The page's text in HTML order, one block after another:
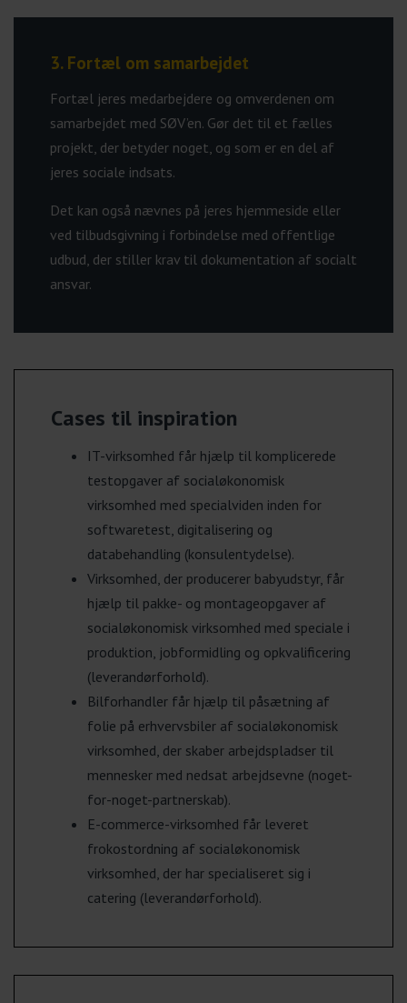
3. Fortæl om samarbejdet
Fortæl jeres medarbejdere og omverdenen om
samarbejdet med SØV’en. Gør det til et fælles
projekt, der betyder noget, og som er en del af
jeres sociale indsats.
Det kan også nævnes på jeres hjemmeside eller
ved tilbudsgivning i forbindelse med offentlige
udbud, der stiller krav til dokumentation af socialt
ansvar.
Cases til inspiration
IT-virksomhed får hjælp til komplicerede
testopgaver af socialøkonomisk
virksomhed med specialviden inden for
softwaretest, digitalisering og
databehandling (konsulentydelse).
Virksomhed, der producerer babyudstyr, får
hjælp til pakke- og montageopgaver af
socialøkonomisk virksomhed med speciale i
produktion, jobformidling og opkvalificering
(leverandørforhold).
Bilforhandler får hjælp til påsætning af
folie på erhvervsbiler af socialøkonomisk
virksomhed, der skaber arbejdspladser til
mennesker med nedsat arbejdsevne (noget-
for-noget-partnerskab).
E-commerce-virksomhed får leveret
frokostordning af socialøkonomisk
virksomhed, der har specialiseret sig i
catering (leverandørforhold).